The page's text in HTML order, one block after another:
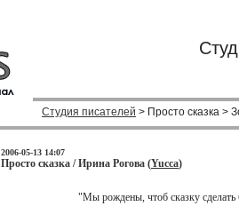
Студия писателей > Просто сказка >
2006-05-13 14:07
Просто сказка / Ирина Рогова (Yucca)
"Мы рождены, чтоб сказку